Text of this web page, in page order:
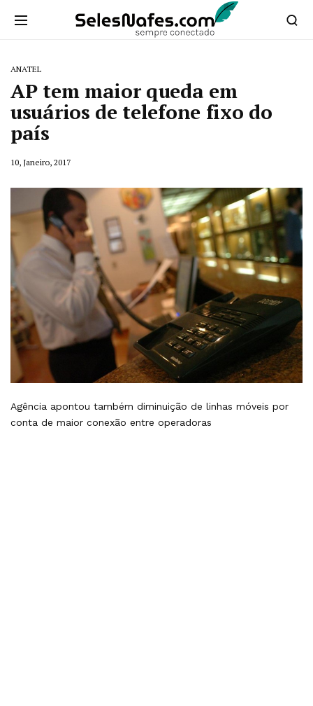
ANATEL
AP tem maior queda em
usuários de telefone fixo do
país
10, Janeiro, 2017
Agência apontou também diminuição de linhas móveis por
conta de maior conexão entre operadoras